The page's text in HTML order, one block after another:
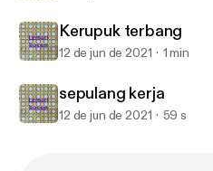
Kerupuk terbang
12 de jun de 2021 1 min
sepulang kerja
12 de jun de 2021 59 s